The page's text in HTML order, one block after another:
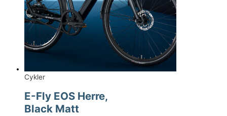
Cykler
E-Fly EOS Herre,
Black Matt